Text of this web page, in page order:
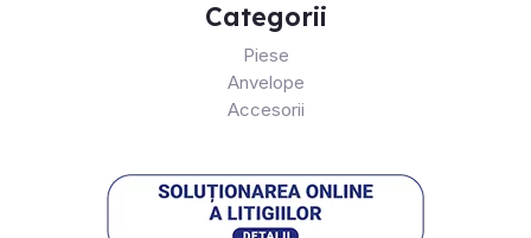
Categorii
Piese
Anvelope
Accesorii